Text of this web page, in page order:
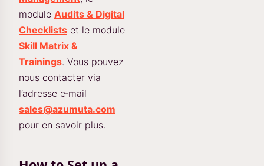
module Audits & Digital
Checklists et le module
Skill Matrix &
Trainings. Vous pouvez
nous contacter via
l’adresse e‑mail
sales@azumuta.com
pour en savoir plus.